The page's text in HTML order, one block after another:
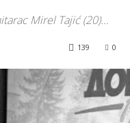
Mirel Tajić (20)...
0
139